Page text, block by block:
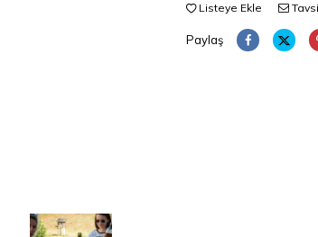
Listeye Ekle
Paylaş